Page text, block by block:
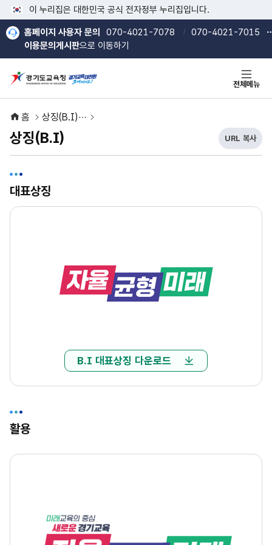
본문 바로가기
메인메뉴 바로가기
이 누리집은 대한민국 공식 전자정부 누리집입니다.
홈페이지 사용자 문의 070-4021-7078
070-4021-7015
이용문의게시판으로 이동하기
전체메뉴
홈 상징(B.I)
상징(B.I)
열기
열기
URL 복사
현
재
대표상징
B.I 대표상징 다운로드
활용